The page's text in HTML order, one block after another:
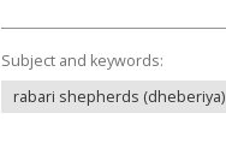
Subject and keywords:
rabari shepherds (dheberiya)